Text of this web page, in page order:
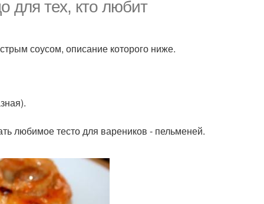
для тех, кто любит
соусом, описание которого ниже.
любимое тесто для вареников - пельменей.